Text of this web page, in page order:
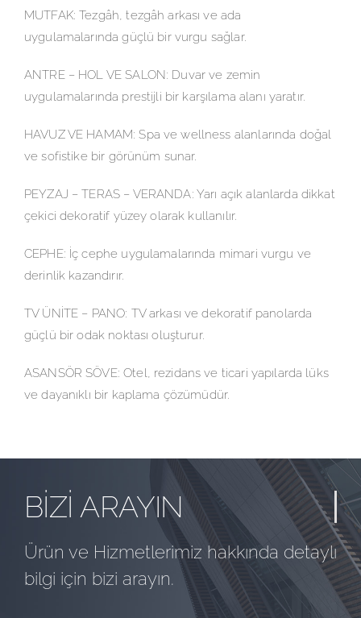
MUTFAK: Tezgâh, tezgâh arkası ve ada
uygulamalarında güçlü bir vurgu sağlar.
ANTRE – HOL VE SALON: Duvar ve zemin
uygulamalarında prestijli bir karşılama alanı yaratır.
HAVUZ VE HAMAM: Spa ve wellness alanlarında doğal
ve sofistike bir görünüm sunar.
PEYZAJ – TERAS – VERANDA: Yarı açık alanlarda dikkat
çekici dekoratif yüzey olarak kullanılır.
CEPHE: İç cephe uygulamalarında mimari vurgu ve
derinlik kazandırır.
TV ÜNİTE – PANO: TV arkası ve dekoratif panolarda
güçlü bir odak noktası oluşturur.
ASANSÖR SÖVE: Otel, rezidans ve ticari yapılarda lüks
ve dayanıklı bir kaplama çözümüdür.
BİZİ ARAYIN
Ürün ve Hizmetlerimiz hakkında detaylı
bilgi için bizi arayın.